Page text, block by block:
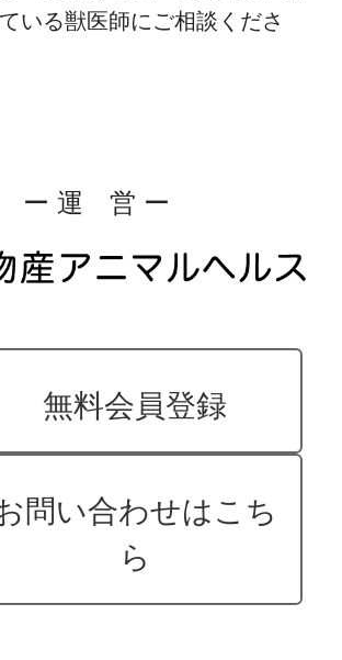
いる獣医師にご相談くださ
ー 運 営 ー
無料会員登録
問い合わせはこち
ら